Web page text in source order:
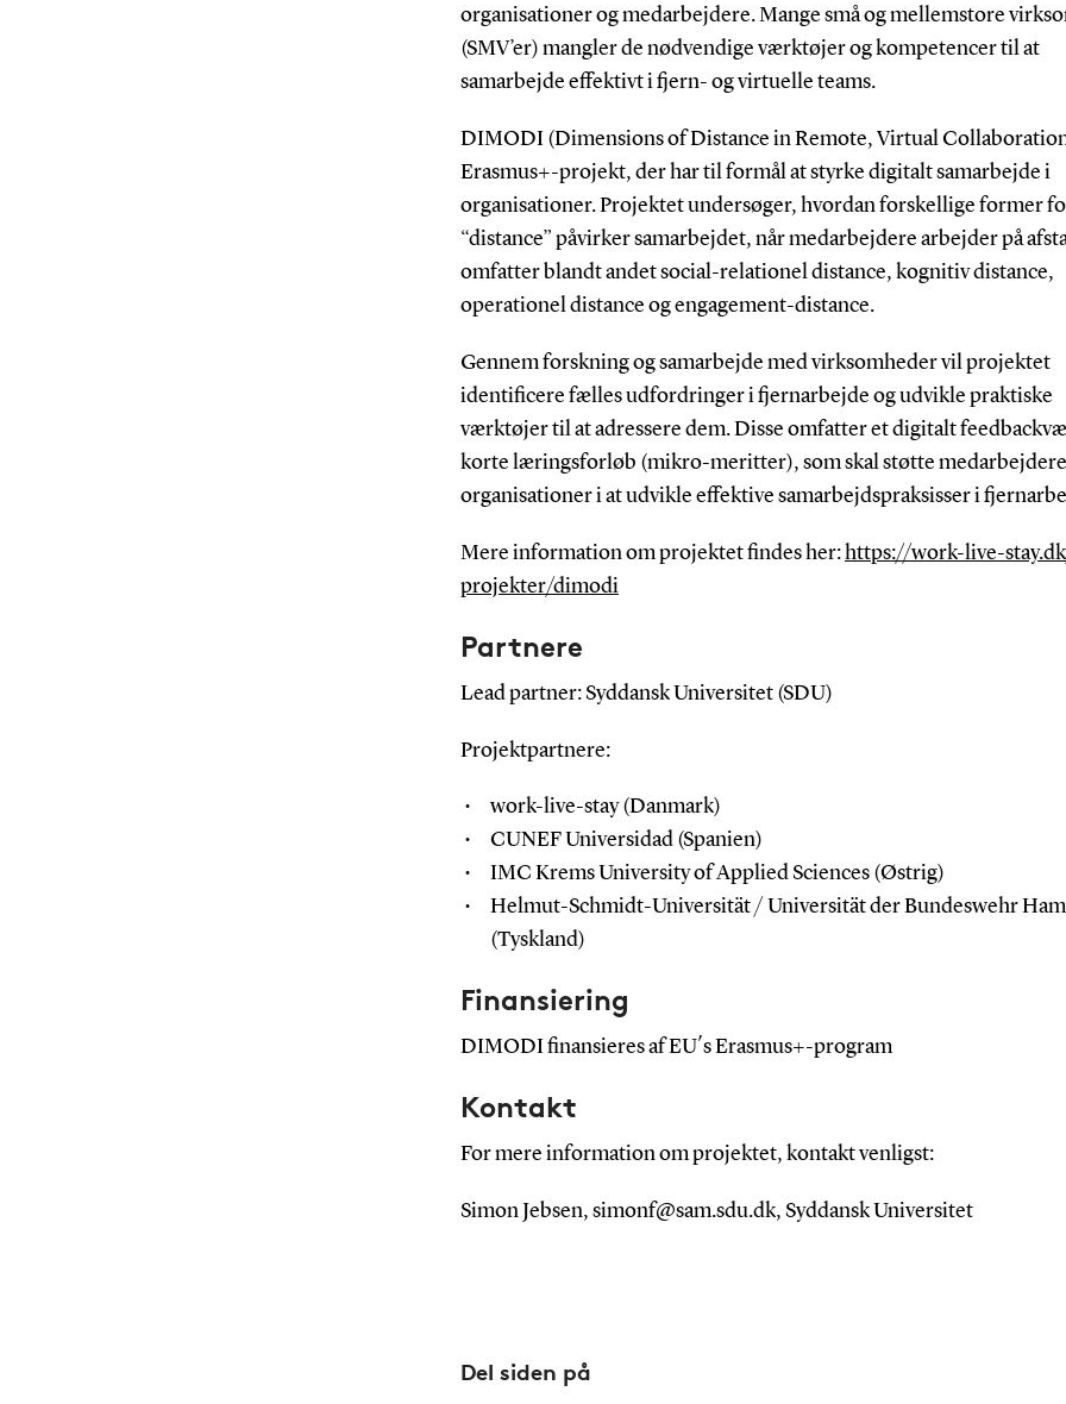
organisationer og medarbejdere. Mange små og mellemstore
(SMV’er) mangler de nødvendige værktøjer og kompetencer til at
samarbejde effektivt i fjern- og virtuelle teams.
DIMODI (Dimensions of Distance in Remote, Virtual
Erasmus+-projekt, der har til formål at styrke digitalt samarbejde i
organisationer. Projektet undersøger, hvordan forskellige former
“distance” påvirker samarbejdet, når medarbejdere arbejder på
omfatter blandt andet social-relationel distance, kognitiv distance,
operationel distance og engagement-distance.
Gennem forskning og samarbejde med virksomheder vil projektet
identificere fælles udfordringer i fjernarbejde og udvikle praktiske
værktøjer til at adressere dem. Disse omfatter et digitalt
korte læringsforløb (mikro-meritter), som skal støtte
organisationer i at udvikle effektive samarbejdspraksisser i
Mere information om projektet findes her: https://work-live-
projekter/dimodi
Partnere
Lead partner: Syddansk Universitet (SDU)
Projektpartnere:
work-live-stay (Danmark)
CUNEF Universidad (Spanien)
IMC Krems University of Applied Sciences (Østrig)
Helmut-Schmidt-Universität / Universität der Bundeswehr
(Tyskland)
Finansiering
DIMODI finansieres af EU´s Erasmus+-program
Kontakt
For mere information om projektet, kontakt venligst:
Simon Jebsen, simonf@sam.sdu.dk, Syddansk Universitet
Del siden på